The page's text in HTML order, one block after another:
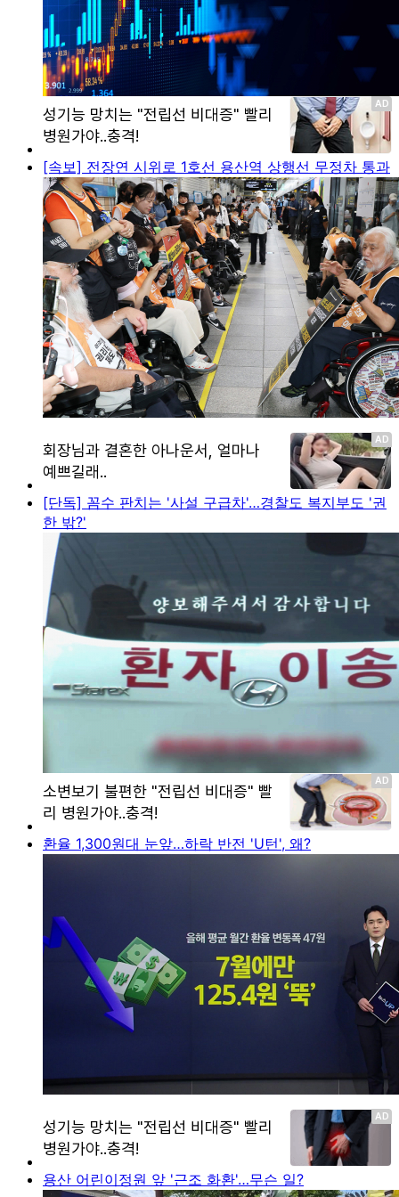
[속보] 전장연 시위로 1호선 용산역 상행선 무정차 통과
[단독] 꼼수 판치는 '사설 구급차'…경찰도 복지부도 '권
한 밖?'
환율 1,300원대 눈앞…하락 반전 'U턴', 왜?
용산 어린이정원 앞 '근조 화환'…무슨 일?